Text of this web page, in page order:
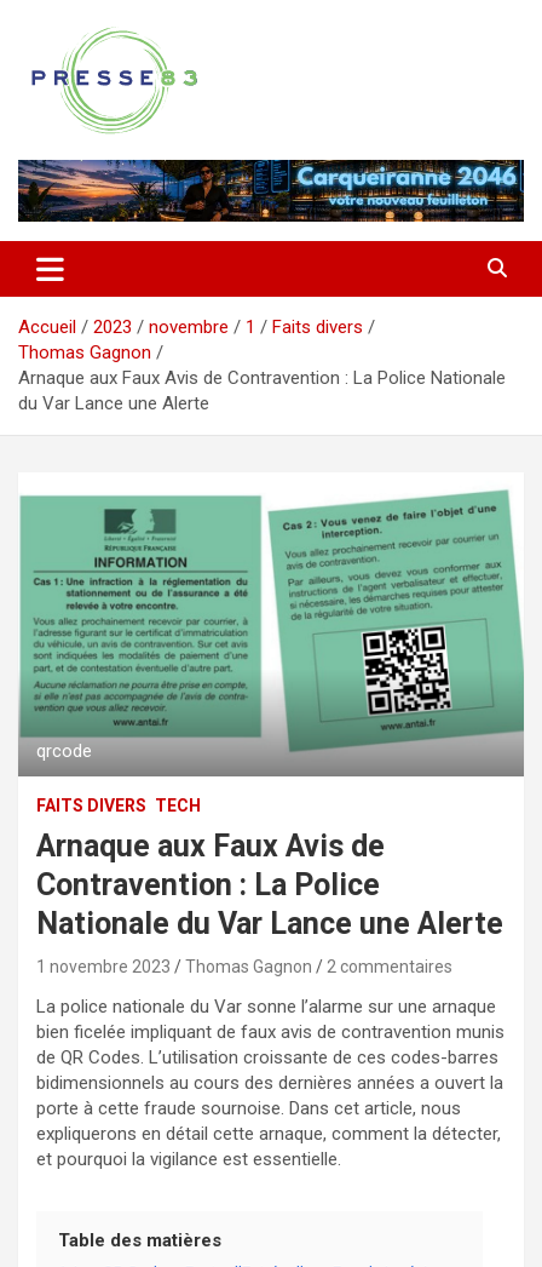
contenu
Presse 83
Accueil 2023 novembre 1
Faits divers
Thomas Gagnon
Arnaque aux Faux Avis de Contravention : La Police Nationale
du Var Lance une Alerte
qrcode
FAITS DIVERS TECH
Arnaque aux Faux Avis de
Contravention : La Police
Nationale du Var Lance une Alerte
1 novembre 2023 Thomas Gagnon 2 commentaires
La police nationale du Var sonne l’alarme sur une arnaque
bien ficelée impliquant de faux avis de contravention munis
de QR Codes. L’utilisation croissante de ces codes-barres
bidimensionnels au cours des dernières années a ouvert la
porte à cette fraude sournoise. Dans cet article, nous
expliquerons en détail cette arnaque, comment la détecter,
et pourquoi la vigilance est essentielle.
Table des matières